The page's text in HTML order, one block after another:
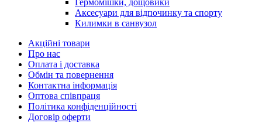
Гермомішки, дощовики
Аксесуари для відпочинку та спорту
Килимки в санвузол
Акційні товари
Про нас
Оплата і доставка
Обмін та повернення
Контактна інформація
Оптова співпраця
Політика конфіденційності
Договір оферти